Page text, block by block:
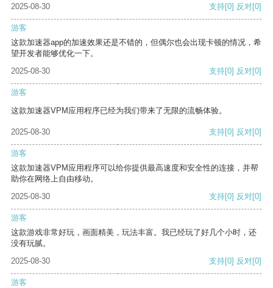
2025-08-30 支持[0] 反对[0]
游客
这款加速器app的加速效果还是不错的，但偶尔也会出现卡顿的情况，希
望开发者能够优化一下。
2025-08-30
支持[0] 反对[0]
游客
这款加速器VPM应用程序已经为我们带来了无限的流畅体验。
2025-08-30 支持[0] 反对[0]
游客
这款加速器VPM应用程序可以给你提供最高速度和安全性的连接，并帮
助你在网络上自由移动。
2025-08-30
支持[0] 反对[0]
游客
这款游戏非常好玩，画面精美，玩法丰富。我已经玩了好几个小时，还
没有玩腻。
2025-08-30
支持[0] 反对[0]
游客